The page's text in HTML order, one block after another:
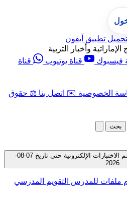
تحميل تطبيق آيفون
وأخبار التربية
فيسبوك قناة يوتيوب
قناة
الخصوصية ✉️ اتصل بنا ⚖️ حقوق
بحث
جميع الملفات المتوفرة في قسم الاختبارات الإلكترونية حتى تاريخ 07-08-
2026
ملفات للمدرس التقويم المدرسي